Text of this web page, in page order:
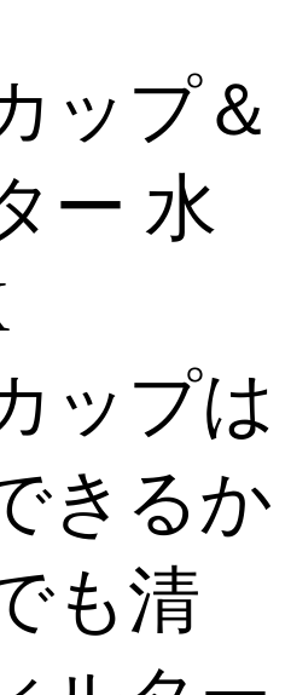
ップ＆
ー 水
ップは
きるか
も清